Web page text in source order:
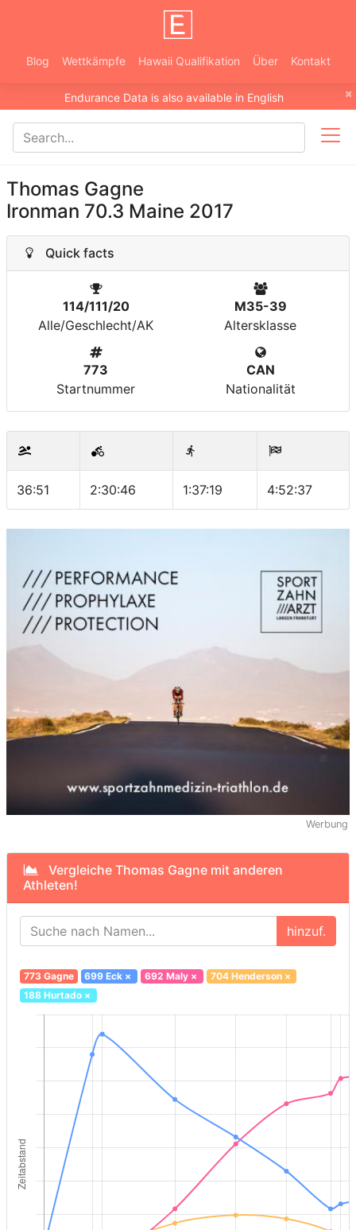
Blog Wettkämpfe Hawaii Qualifikation Über Kontakt
×
Endurance Data is also available in English
Thomas Gagne
Ironman 70.3 Maine 2017
Quick facts
114/111/20
Alle/Geschlecht/AK
M35-39
Altersklasse
773
Startnummer
CAN
Nationalität
36:51 2:30:46 1:37:19 4:52:37
Werbung
Vergleiche Thomas Gagne mit anderen
Athleten!
hinzuf.
773 Gagne 699 Eck × 692 Maly× 704 Henderson×
188 Hurtado×